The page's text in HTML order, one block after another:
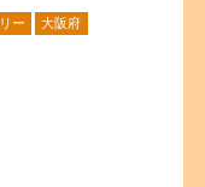
ー 大阪府